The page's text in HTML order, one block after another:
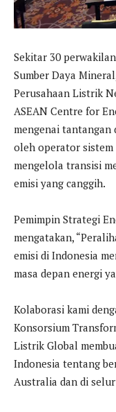
Sekitar 30
Sumber Daya
Perusahaan Listrik
ASEAN Centre for
mengenai tantangan
oleh operator
mengelola transisi
emisi yang canggih.
Pemimpin Strategi
mengatakan,
emisi di Indonesia
masa depan energi
Kolaborasi kami
Konsorsium
Listrik Global
Indonesia tentang
Australia dan di